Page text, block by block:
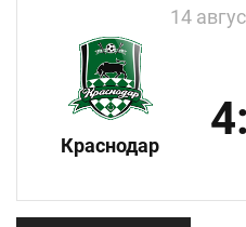
14
Краснодар